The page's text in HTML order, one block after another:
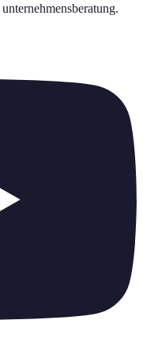
unternehmensberatung.